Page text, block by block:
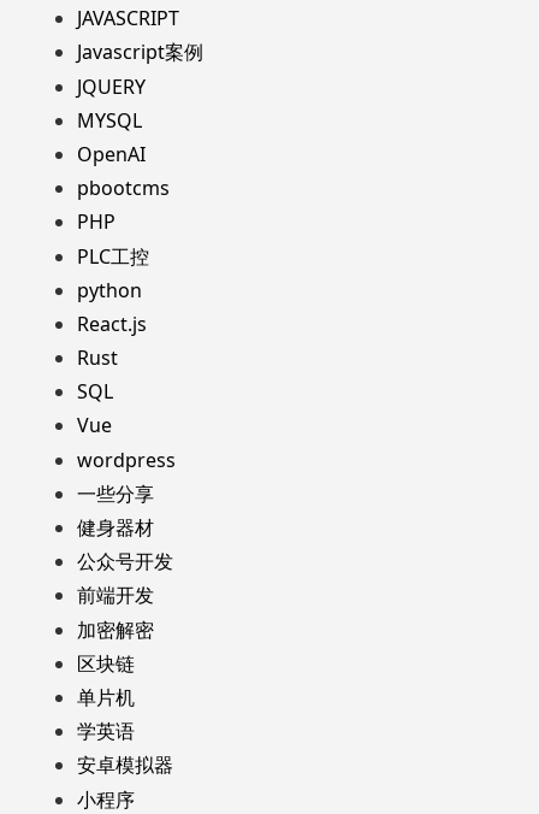
JAVASCRIPT
Javascript案例
JQUERY
MYSQL
OpenAI
pbootcms
PHP
PLC工控
python
React.js
Rust
SQL
Vue
wordpress
一些分享
健身器材
公众号开发
前端开发
加密解密
区块链
单片机
学英语
安卓模拟器
小程序